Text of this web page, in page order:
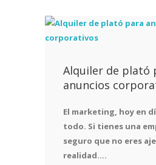
Alquiler de plató
anuncios
El marketing, hoy en
todo. Si tienes una
seguro que no eres
realidad....